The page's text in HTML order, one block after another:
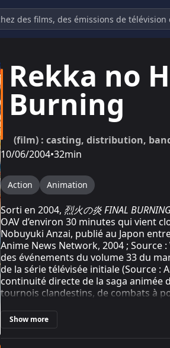
Rekka no
Burning
(film) : casting, distribution,
10/06/2004•32min
Action Animation
Sorti en 2004, 烈火の炎 FINAL
OAV d’environ 30 minutes qui vient
Nobuyuki Anzai, publié au Japon
Anime News Network, 2004 ; Source
des événements du volume 33 du
de la série télévisée initiale (Source :
continuité directe de la saga animée
tournois clandestins, de combats à
tout le public déjà familier des
2004).
Show more